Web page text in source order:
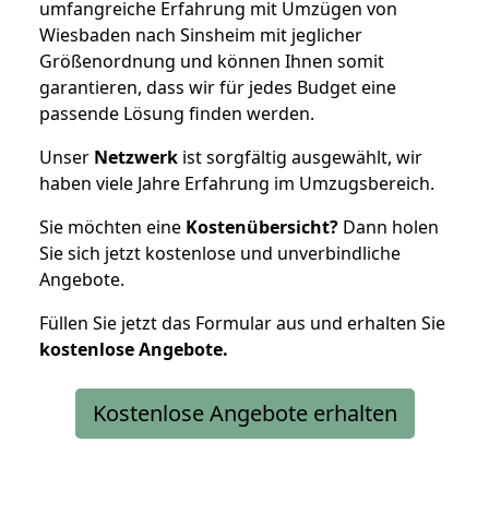
umfangreiche Erfahrung mit Umzügen von
Wiesbaden nach Sinsheim mit jeglicher
Größenordnung und können Ihnen somit
garantieren, dass wir für jedes Budget eine
passende Lösung finden werden.
Unser Netzwerk ist sorgfältig ausgewählt, wir
haben viele Jahre Erfahrung im Umzugsbereich.
Sie möchten eine Kostenübersicht? Dann holen
Sie sich jetzt kostenlose und unverbindliche
Angebote.
Füllen Sie jetzt das Formular aus und erhalten Sie
kostenloseAngebote.
Kostenlose Angebote erhalten